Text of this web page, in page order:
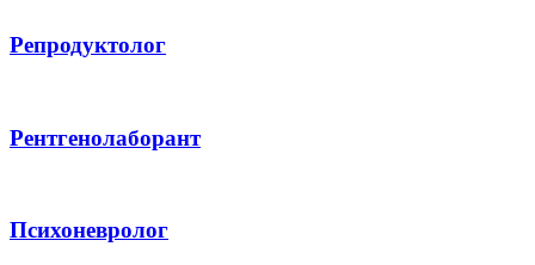
Репродуктолог
Рентгенолаборант
Психоневролог